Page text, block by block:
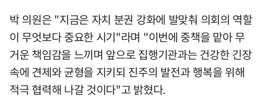
박 의원은 "지금은 자치 분권 강화에 발맞춰 의회의 역할
이 무엇보다 중요한 시기"라며 "이번에 중책을 맡아 무
거운 책임감을 느끼며 앞으로 집행기관과는 건강한 긴장
속에 견제와 균형을 지키되 진주의 발전과 행복을 위해
적극 협력해 나갈 것이다"고 밝혔다.